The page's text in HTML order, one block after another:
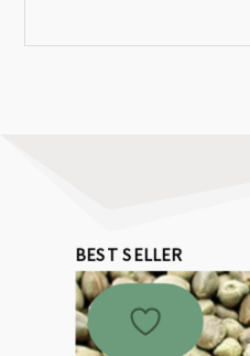
BEST SELLER